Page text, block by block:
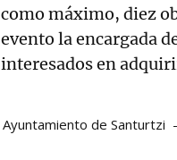
como máximo, diez
evento la encargada
interesados en
Ayuntamiento de Santurtzi